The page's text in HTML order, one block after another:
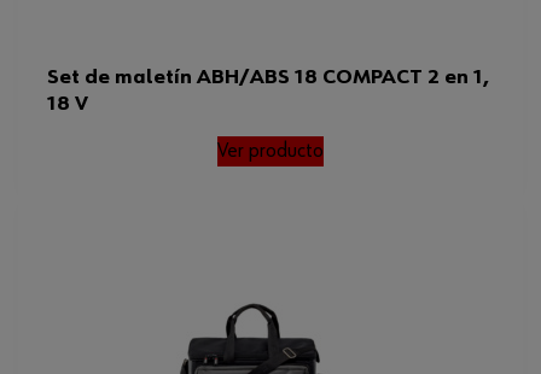
Set de maletín ABH/ABS 18 COMPACT 2 en 1,
18 V
Ver producto